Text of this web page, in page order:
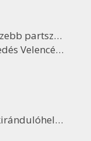
Velencében